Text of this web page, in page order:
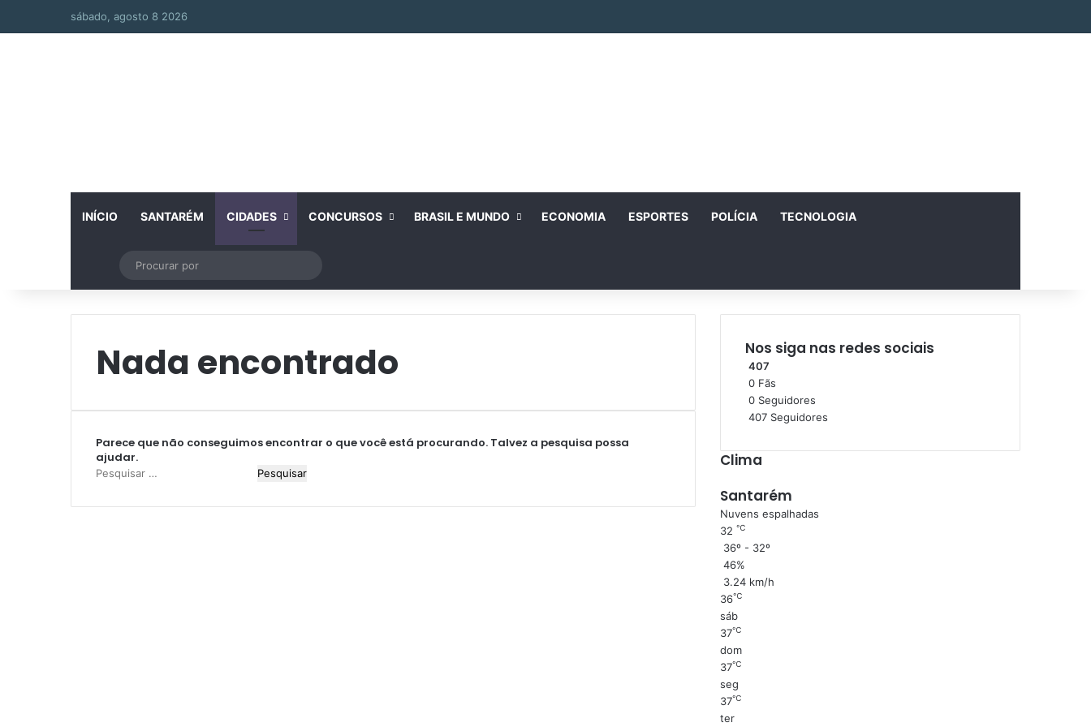
sábado, agosto 8 2026
INÍCIO SANTARÉM CIDADES CONCURSOS BRASIL E MUNDO ECONOMIA ESPORTES POLÍCIA TECNOLOGIA
Artigo aleatório
Switch skin
por
Nada encontrado
Parece que não conseguimos encontrar o que você está procurando. Talvez a pesquisa possa
ajudar.
P
s
Nos siga nas redes sociais
407
0 Fãs
0 Seguidores
407 Seguidores
Clima
Santarém
Nuvens espalhadas
32 ℃
36º - 32º
46%
3.24 km/h
36℃
sáb
37℃
dom
37℃
seg
37℃
ter